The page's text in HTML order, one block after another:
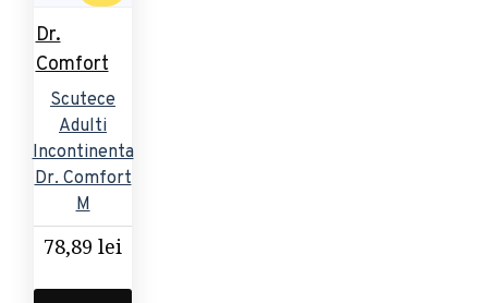
Dr.
Comfort
Scutece
Adulti
Incontinenta
Dr. Comfort
M
78,89 lei